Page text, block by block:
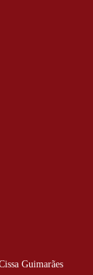
Guimarães